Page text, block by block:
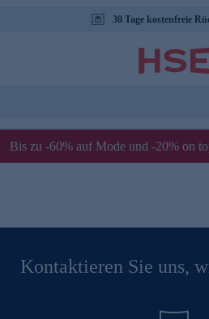
30 Tage kostenfreie
Bis zu -60% auf Mode und -20% on
Kontaktieren Sie uns,